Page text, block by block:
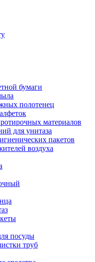
бумаги
полотенец
материалов
для унитаза
пакетов
воздуха
посуды
труб